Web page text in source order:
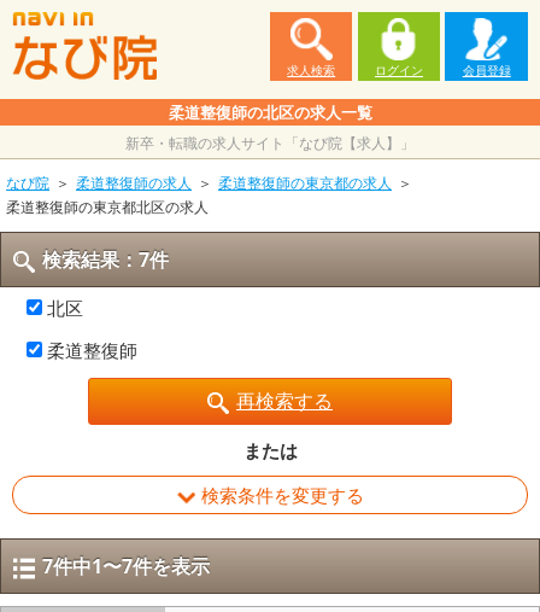
求人検索 ログイン 会員登録
柔道整復師の北区の求人一覧
新卒・転職の求人サイト「なび院【求人】」
なび院
柔道整復師の求人
柔道整復師の東京都の求人
柔道整復師の東京都北区の求人
検索結果：7件
北区
柔道整復師
再検索する
または
検索条件を変更する
7件中1〜7件を表示